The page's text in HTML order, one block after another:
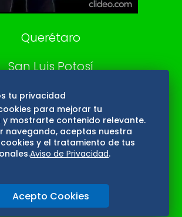
Consultas
Querétaro
San Luis Potosí
Edomex
Consultas
Hidalgo
Oaxaca
de privacidad
Directorio
tu privacidad
para mejorar tu
y mostrarte contenido relevante.
navegando, aceptas nuestra
y el tratamiento de tus
Aviso de Privacidad.
Acepto Cookies